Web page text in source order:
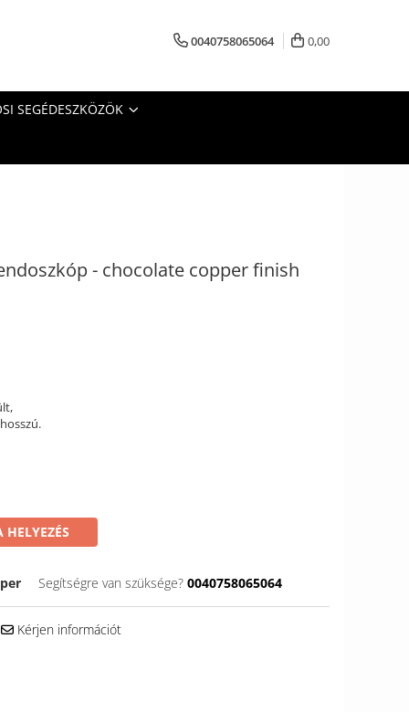
0040758065064 0,00
SEGÉDESZKÖZÖK
- chocolate copper finish
HELYEZÉS
Segítségre van szüksége? 0040758065064
Kérjen információt